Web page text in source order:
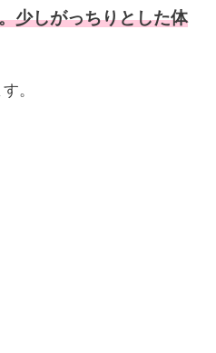
少しがっちりとした体
。